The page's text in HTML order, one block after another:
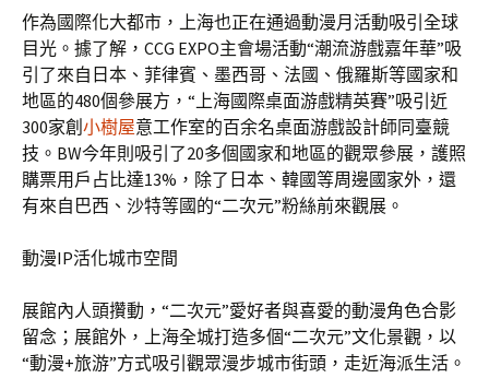
作為國際化大都市，上海也正在通過動漫月活動吸引全球
目光。據了解，CCG EXPO主會場活動“潮流游戲嘉年華”吸
引了來自日本、菲律賓、墨西哥、法國、俄羅斯等國家和
地區的480個參展方，“上海國際桌面游戲精英賽”吸引近
300家創 小樹屋意工作室的百余名桌面游戲設計師同臺競
技。BW今年則吸引了20多個國家和地區的觀眾參展，護照
購票用戶占比達13%，除了日本、韓國等周邊國家外，還
有來自巴西、沙特等國的“二次元”粉絲前來觀展。
動漫IP活化城市空間
展館內人頭攢動，“二次元”愛好者與喜愛的動漫角色合影
留念；展館外，上海全城打造多個“二次元”文化景觀，以
“動漫+旅游”方式吸引觀眾漫步城市街頭，走近海派生活。